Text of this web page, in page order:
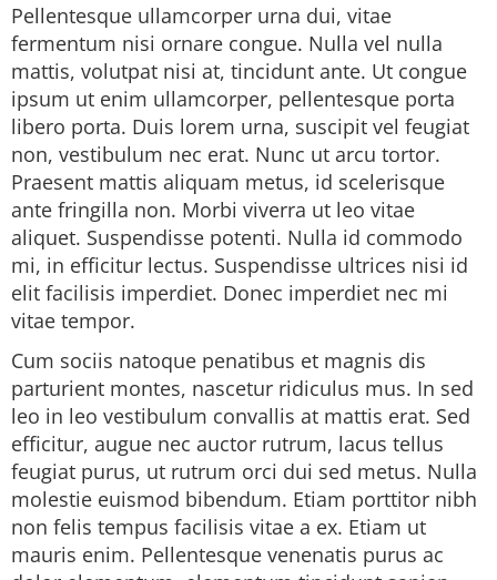
Pellentesque ullamcorper urna dui, vitae
fermentum nisi ornare congue. Nulla vel nulla
mattis, volutpat nisi at, tincidunt ante. Ut congue
ipsum ut enim ullamcorper, pellentesque porta
libero porta. Duis lorem urna, suscipit vel feugiat
non, vestibulum nec erat. Nunc ut arcu tortor.
Praesent mattis aliquam metus, id scelerisque
ante fringilla non. Morbi viverra ut leo vitae
aliquet. Suspendisse potenti. Nulla id commodo
mi, in efficitur lectus. Suspendisse ultrices nisi id
elit facilisis imperdiet. Donec imperdiet nec mi
vitae tempor.
Cum sociis natoque penatibus et magnis dis
parturient montes, nascetur ridiculus mus. In sed
leo in leo vestibulum convallis at mattis erat. Sed
efficitur, augue nec auctor rutrum, lacus tellus
feugiat purus, ut rutrum orci dui sed metus. Nulla
molestie euismod bibendum. Etiam porttitor nibh
non felis tempus facilisis vitae a ex. Etiam ut
mauris enim. Pellentesque venenatis purus ac